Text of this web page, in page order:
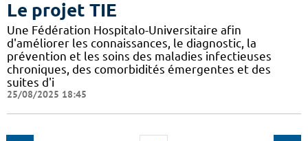
Le projet TIE
Une Fédération Hospitalo-Universitaire afin
d'améliorer les connaissances, le diagnostic, la
prévention et les soins des maladies infectieuses
chroniques, des comorbidités émergentes et des
suites d'i
25/08/2025 18:45